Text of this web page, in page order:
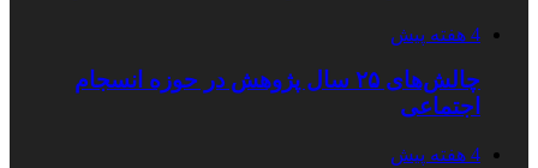
4 هفته پیش
چالش‌های ۲۵ سال پژوهش در حوزه انسجام
اجتماعی
4 هفته پیش